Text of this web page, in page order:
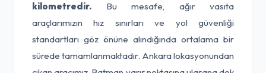
kilometredir. Bu mesafe, ağır vasıta
araçlarımızın hız sınırları ve yol güvenliği
standartları göz önüne alındığında ortalama bir
sürede tamamlanmaktadır. Ankara lokasyonundan